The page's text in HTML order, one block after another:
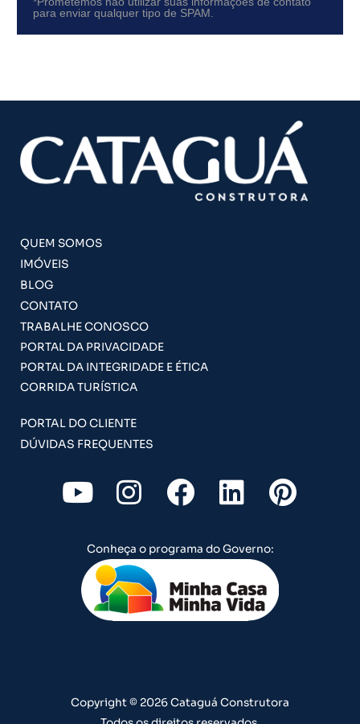
para enviar qualquer tipo de SPAM.
QUEM SOMOS
IMÓVEIS
BLOG
CONTATO
TRABALHE CONOSCO
PORTAL DA PRIVACIDADE
PORTAL DA INTEGRIDADE E ÉTICA
CORRIDA TURÍSTICA
PORTAL DO CLIENTE
DÚVIDAS FREQUENTES
Y
o
u
t
u
b
I
n
s
t
a
g
m
F
a
c
e
b
o
L
i
n
k
e
d
P
i
t
Conheça o programa do Governo:
Copyright © 2026 Cataguá Construtora